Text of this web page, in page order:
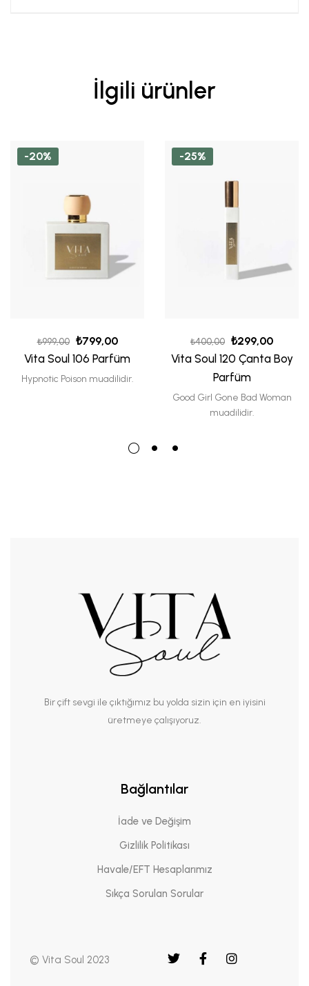
İlgili ürünler
-20%
₺999,00 ₺799,00
Vita Soul 106 Parfüm
Hypnotic Poison muadilidir.
-25%
₺400,00 ₺299,00
Vita Soul 120 Çanta Boy
Parfüm
Good Girl Gone Bad Woman
muadilidir.
Bir çift sevgi ile çıktığımız bu yolda sizin için en iyisini
üretmeye çalışıyoruz.
Bağlantılar
İade ve Değişim
Gizlilik Politikası
Havale/EFT Hesaplarımız
Sıkça Sorulan Sorular
© Vita Soul 2023